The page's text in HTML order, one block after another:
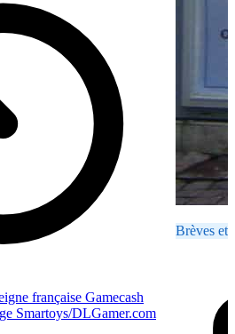
française Gamecash
Smartoys/DLGamer.com
Brèves et